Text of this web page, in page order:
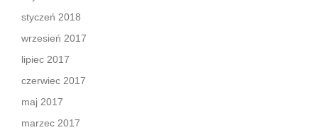
styczeń 2018
wrzesień 2017
lipiec 2017
czerwiec 2017
maj 2017
marzec 2017